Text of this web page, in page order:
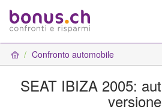
Confronto automobile
SEAT IBIZA 2005:
versione